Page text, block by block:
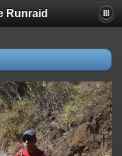
Runraid